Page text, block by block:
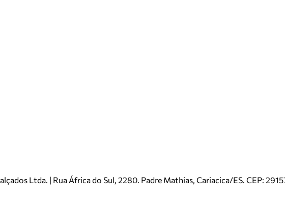
Ltda. | Rua África do Sul, 2280. Padre Mathias, Cariacica/ES. CEP: